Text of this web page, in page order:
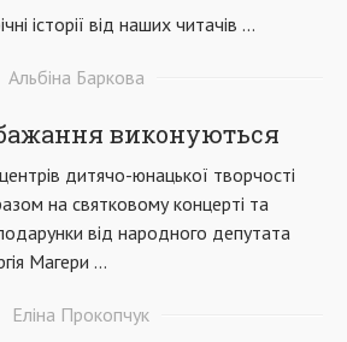
історії від наших читачів ...
Альбіна Баркова
виконуються
дитячо-юнацької творчості
на святковому концерті та
від народного депутата
Магери ...
Еліна Прокопчук